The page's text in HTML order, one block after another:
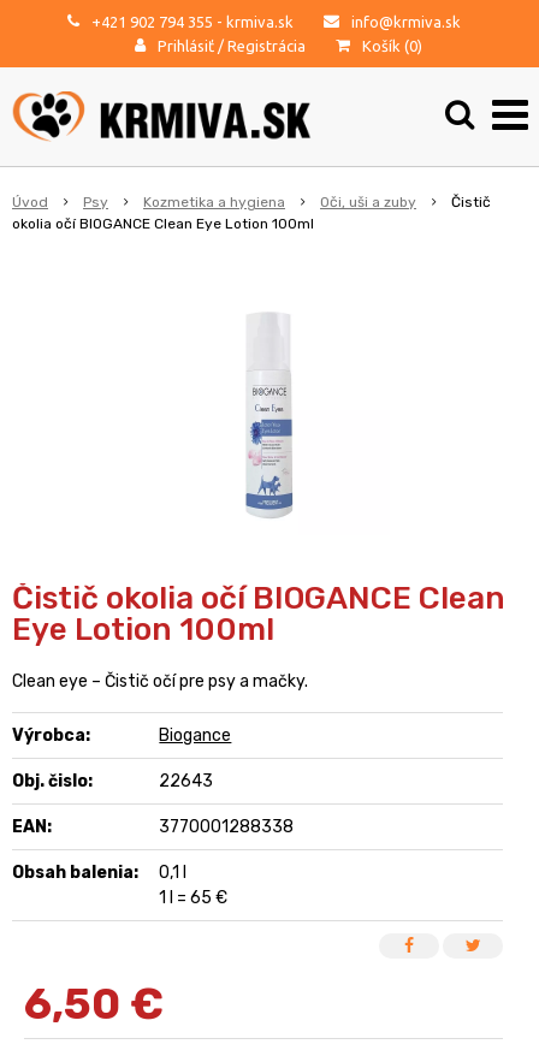
+421 902 794 355 - krmiva.sk
info@krmiva.sk
Prihlásiť / Registrácia Košík (0)
Úvod Psy Kozmetika a hygiena Oči, uši a zuby
Čistič
okolia očí BIOGANCE Clean Eye Lotion 100ml
Čistič okolia očí BIOGANCE Clean
Eye Lotion 100ml
Clean eye – Čistič očí pre psy a mačky.
Výrobca: Biogance
Obj. čislo: 22643
EAN: 3770001288338
Obsah balenia:
0,1 l
1 l = 65 €
6,50 €